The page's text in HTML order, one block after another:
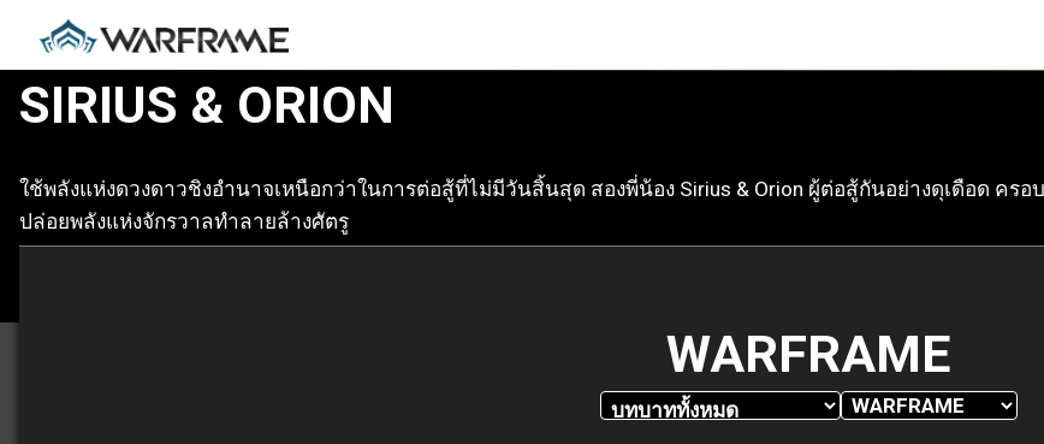
SIRIUS & ORION
ใช้พลังแห่งดวงดาวชิงอำนาจเหนือกว่าในการต่อสู้ที่ไม่มีวันสิ้นสุด สองพี่น้อง Sirius & Orion ผู้ต่อสู้กันอย่างดุเดือด คร
ปล่อยพลังแห่งจักรวาลทำลายล้างศัตรู
WARFRAME